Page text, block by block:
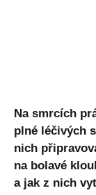
Na smrcích
plné léčivých
nich
na bolavé
a jak z nich